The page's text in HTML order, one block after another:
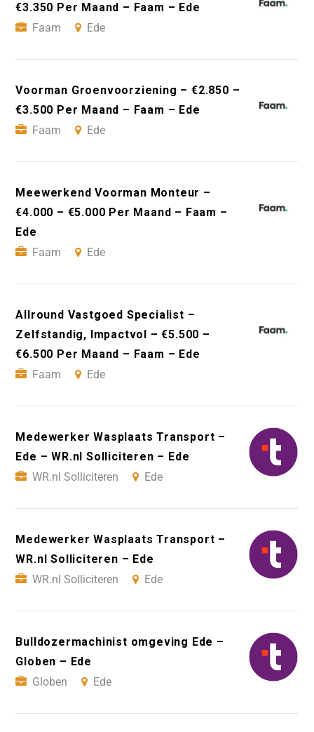
€3.350 Per Maand – Faam – Ede
Faam
Ede
Voorman Groenvoorziening – €2.850 –
€3.500 Per Maand – Faam – Ede
Faam
Ede
Meewerkend Voorman Monteur –
€4.000 – €5.000 Per Maand – Faam –
Ede
Faam
Ede
Allround Vastgoed Specialist –
Zelfstandig, Impactvol – €5.500 –
€6.500 Per Maand – Faam – Ede
Faam
Ede
Medewerker Wasplaats Transport –
Ede – WR.nl Solliciteren – Ede
WR.nl Solliciteren
Ede
Medewerker Wasplaats Transport –
WR.nl Solliciteren – Ede
WR.nl Solliciteren
Ede
Bulldozermachinist omgeving Ede –
Globen – Ede
Globen
Ede